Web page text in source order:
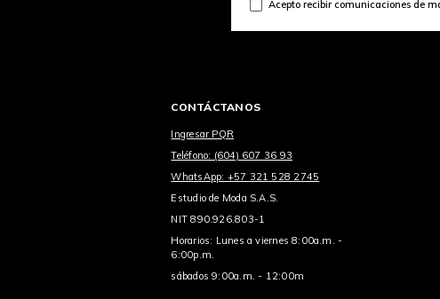
Acepto recibir comunicaciones de
CONTÁCTANOS
Ingresar PQR
Teléfono: (604) 607 36 93
WhatsApp: +57 321 528 2745
Estudio de Moda S.A.S.
NIT 890.926.803-1
Horarios: Lunes a viernes 8:00a.m. -
6:00p.m.
sábados 9:00a.m. - 12:00m